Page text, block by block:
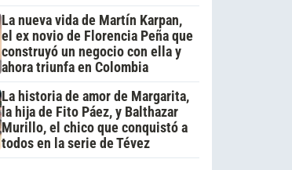
La nueva vida de Martín Karpan,
el ex novio de Florencia Peña que
construyó un negocio con ella y
ahora triunfa en Colombia
La historia de amor de Margarita,
la hija de Fito Páez, y Balthazar
Murillo, el chico que conquistó a
todos en la serie de Tévez